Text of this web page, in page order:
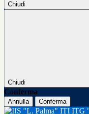
Chiudi
Chiudi
Conferma
Annulla Conferma